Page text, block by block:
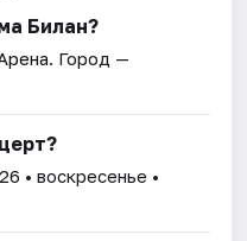
Билан?
. Город —
• воскресенье •